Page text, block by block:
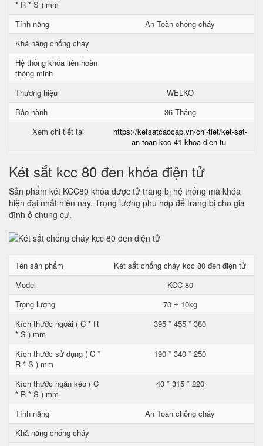
* R * S ) mm
Tính năng
An Toàn chống cháy
Khả năng chống cháy
Hệ thống khóa liên hoàn
thông minh
Thương hiệu
WELKO
Bảo hành
36 Tháng
Xem chi tiết tại
https://ketsatcaocap.vn/chi-tiet/ket-sat-
an-toan-kcc-41-khoa-dien-tu
Két sắt kcc 80 đen khóa điện tử
Sản phẩm két KCC80 khóa được tử trang bị hệ thống mã khóa
hiện đại nhất hiện nay. Trọng lượng phù hợp để trang bị cho gia
đình ở chung cư.
Tên sản phẩm
Két sắt chống cháy kcc 80 đen điện tử
Model
KCC 80
Trọng lượng
70 ± 10kg
Kích thước ngoài ( C * R
* S ) mm
395 * 455 * 380
Kích thước sử dụng ( C *
R * S ) mm
190 * 340 * 250
Kích thước ngăn kéo ( C
* R * S ) mm
40 * 315 * 220
Tính năng
An Toàn chống cháy
Khả năng chống cháy